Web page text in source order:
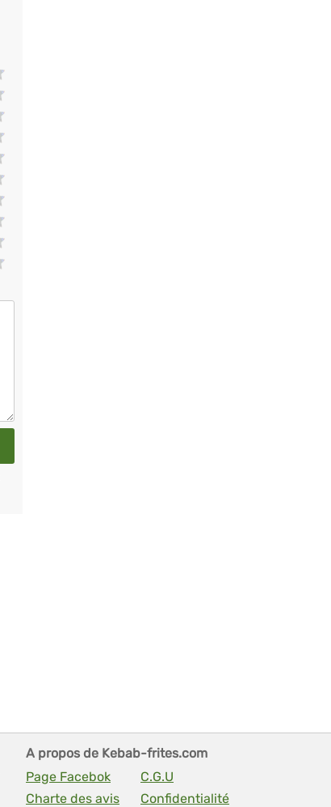
A propos de Kebab-frites.com
Page Facebok
C.G.U
Charte des avis
Confidentialité